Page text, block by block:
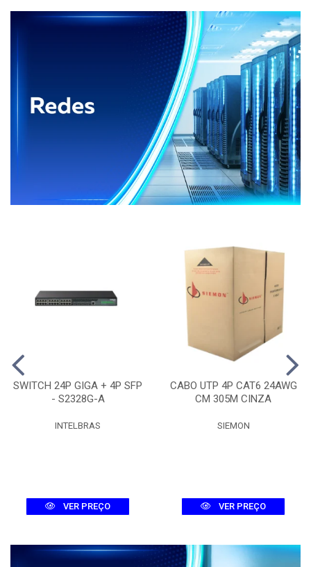
SWITCH 24P GIGA + 4P SFP
- S2328G-A
INTELBRAS
VER PREÇO
CABO UTP 4P CAT6 24AWG
CM 305M CINZA
SIEMON
VER PREÇO